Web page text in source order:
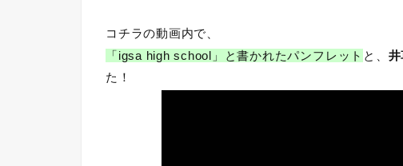
コチラの動画内で、
「igsa high school」と書かれたパンフレット と、
た！